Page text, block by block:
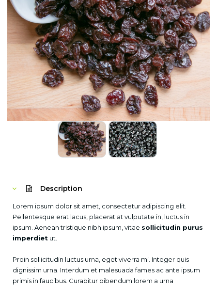
Description
Lorem ipsum dolor sit amet, consectetur adipiscing elit.
Pellentesque erat lacus, placerat at vulputate in, luctus in
ipsum. Aenean tristique nibh ipsum, vitae sollicitudin purus
imperdiet ut.
Proin sollicitudin luctus urna, eget viverra mi. Integer quis
dignissim urna. Interdum et malesuada fames ac ante ipsum
primis in faucibus. Curabitur bibendum lorem a urna